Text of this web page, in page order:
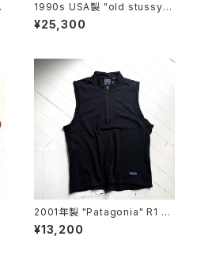
1990s USA製 "old stussy"
cap
¥25,300
2001年製 "Patagonia" R1 Fl
ash vest
¥13,200